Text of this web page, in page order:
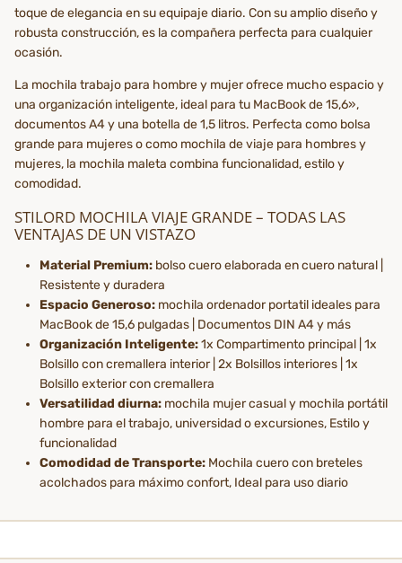
toque de elegancia en su equipaje diario. Con su amplio diseño y
robusta construcción, es la compañera perfecta para cualquier
ocasión.
La mochila trabajo para hombre y mujer ofrece mucho espacio y
una organización inteligente, ideal para tu MacBook de 15,6»,
documentos A4 y una botella de 1,5 litros. Perfecta como bolsa
grande para mujeres o como mochila de viaje para hombres y
mujeres, la mochila maleta combina funcionalidad, estilo y
comodidad.
STILORD MOCHILA VIAJE GRANDE – TODAS LAS
VENTAJAS DE UN VISTAZO
Material Premium: bolso cuero elaborada en cuero natural |
Resistente y duradera
Espacio Generoso: mochila ordenador portatil ideales para
MacBook de 15,6 pulgadas | Documentos DIN A4 y más
Organización Inteligente:1x Compartimento principal | 1x
Bolsillo con cremallera interior | 2x Bolsillos interiores | 1x
Bolsillo exterior con cremallera
Versatilidad diurna: mochila mujer casual y mochila portátil
hombre para el trabajo, universidad o excursiones, Estilo y
funcionalidad
Comodidad de Transporte: Mochila cuero con breteles
acolchados para máximo confort, Ideal para uso diario